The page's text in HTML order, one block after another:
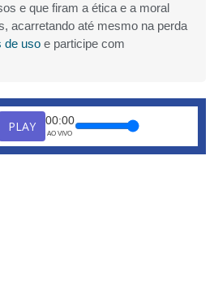
e que firam a ética e a moral
acarretando até mesmo na perda
de uso e participe com
PLAY 00:00
AO VIVO